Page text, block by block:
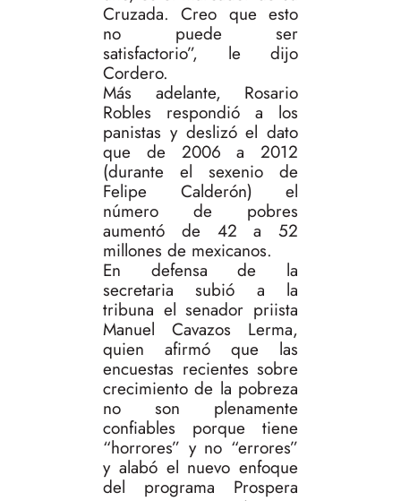
Cruzada. Creo que esto
no puede ser
satisfactorio”, le dijo
Cordero.
Más adelante, Rosario
Robles respondió a los
panistas y deslizó el dato
que de 2006 a 2012
(durante el sexenio de
Felipe Calderón) el
número de pobres
aumentó de 42 a 52
millones de mexicanos.
En defensa de la
secretaria subió a la
tribuna el senador priista
Manuel Cavazos Lerma,
quien afirmó que las
encuestas recientes sobre
crecimiento de la pobreza
no son plenamente
confiables porque tiene
“horrores” y no “errores”
y alabó el nuevo enfoque
del programa Prospera